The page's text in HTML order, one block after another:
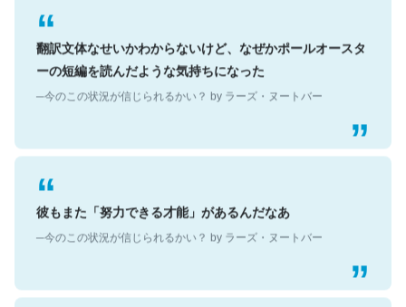
翻訳文体なせいかわからないけど、なぜかポールオースタ
ーの短編を読んだような気持ちになった
─今のこの状況が信じられるかい？ by ラーズ・ヌートバー
彼もまた「努力できる才能」があるんだなあ
─今のこの状況が信じられるかい？ by ラーズ・ヌートバー